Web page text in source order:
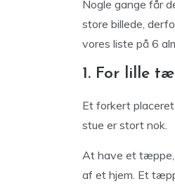
Nogle gange får
store billede,
vores liste på 6
1. For lille
Et forkert
stue er stort nok.
At have et tæppe,
af et hjem. Et